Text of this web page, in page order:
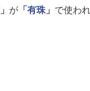
が 「有珠」 で使わ